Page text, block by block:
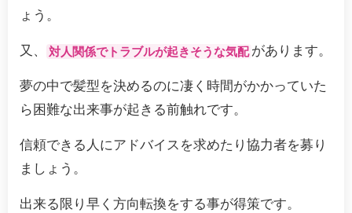
ょう。
又、 対人関係でトラブルが起きそうな気配 があります。
夢の中で髪型を決めるのに凄く時間がかかっていた
ら困難な出来事が起きる前触れです。
信頼できる人にアドバイスを求めたり協力者を募り
ましょう。
出来る限り早く方向転換をする事が得策です。